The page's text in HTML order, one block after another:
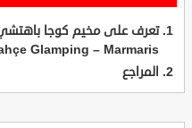
تعرف على مخيم كوجا
Glamping – Marmaris
المراجع